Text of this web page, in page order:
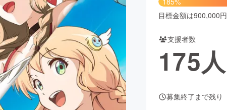
出版
ジ ビューティー・ヘルスケア
CAMPFIRE for Social Good
CAMPFIRE Creation
目標金額は900,000円
支援者数
175人
募集終了まで残り